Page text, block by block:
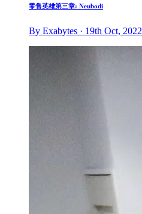
零售英雄第三章: Neubodi
By Exabytes · 19th Oct, 2022